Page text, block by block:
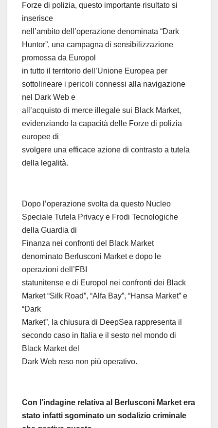
Forze di polizia, questo importante risultato si
inserisce
nell’ambito dell’operazione denominata “Dark
Huntor”, una campagna di sensibilizzazione
promossa da Europol
in tutto il territorio dell’Unione Europea per
sottolineare i pericoli connessi alla navigazione
nel Dark Web e
all’acquisto di merce illegale sui Black Market,
evidenziando la capacità delle Forze di polizia
europee di
svolgere una efficace azione di contrasto a tutela
della legalità.
Dopo l’operazione svolta da questo Nucleo
Speciale Tutela Privacy e Frodi Tecnologiche
della Guardia di
Finanza nei confronti del Black Market
denominato Berlusconi Market e dopo le
operazioni dell’FBI
statunitense e di Europol nei confronti dei Black
Market “Silk Road”, “Alfa Bay”, “Hansa Market” e
“Dark
Market”, la chiusura di DeepSea rappresenta il
secondo caso in Italia e il sesto nel mondo di
Black Market del
Dark Web reso non più operativo.
Con l’indagine relativa al Berlusconi Market era
stato infatti sgominato un sodalizio criminale